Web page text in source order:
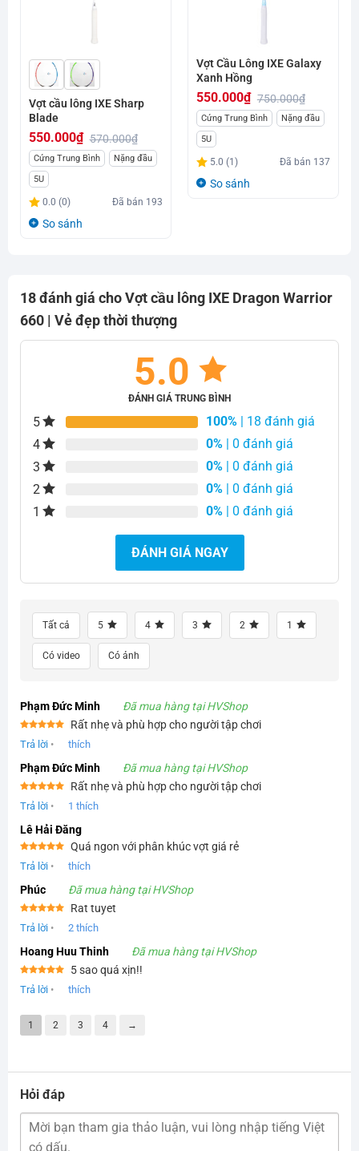
Vợt cầu lông IXE Sharp
Blade
570.000₫
Giá
gốc
là:
570.000₫.
550.000₫
Giá
hiện
tại
là:
Cứng Trung Bình
Nặng đầu
5U
0.0 (0) Đã bán 193
So sánh
Vợt Cầu Lông IXE Galaxy
Xanh Hồng
750.000₫
Giá
gốc
là:
750.000₫.
550.000₫
Giá
hiện
tại
là:
Cứng Trung Bình
Nặng đầu
5U
5.0 (1) Đã bán 137
So sánh
18 đánh giá choVợt cầu lông IXE Dragon Warrior
660 | Vẻ đẹp thời thượng
5.0
ĐÁNH GIÁ TRUNG BÌNH
5 100% | 18 đánh giá
4
0% | 0 đánh giá
3
0% | 0 đánh giá
2
0% | 0 đánh giá
1
0% | 0 đánh giá
ĐÁNH GIÁ NGAY
Tất cả 5 4 3 2 1
Có video Có ảnh
Phạm Đức Minh Đã mua hàng tại HVShop
Được xếp
hạng55
Rất nhẹ và phù hợp cho người tập chơi
Trả lời • thích
Phạm Đức Minh Đã mua hàng tại HVShop
Được xếp
hạng55
Rất nhẹ và phù hợp cho người tập chơi
Trả lời • 1 thích
Lê Hải Đăng
Được xếp
hạng55
Quá ngon với phân khúc vợt giá rẻ
Trả lời • thích
Phúc Đã mua hàng tại HVShop
Được xếp
hạng55
Rat tuyet
Trả lời • 2thích
Hoang Huu Thinh Đã mua hàng tại HVShop
Được xếp
hạng55
5 sao quá xịn!!
Trả lời • thích
1 2 3 4 →
Hỏi đáp